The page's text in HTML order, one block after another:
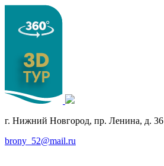
г. Нижний Новгород, пр. Ленина, д. 36
brony_52@mail.ru